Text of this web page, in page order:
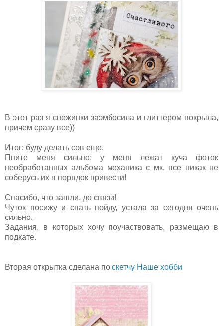
В этот раз я снежинки заэмбосила и глиттером покрыла,
причем сразу все))
Итог: буду делать сов еще.
Пните меня сильно: у меня лежат куча фоток
необработанных альбома механика с мк, все никак не
соберусь их в порядок привести!
Спасибо, что зашли, до связи!
Чуток посижу и спать пойду, устала за сегодня очень
сильно.
Задания, в которых хочу поучаствовать, размещаю в
подкате.
Вторая открытка сделана по скетчу Наше хобби